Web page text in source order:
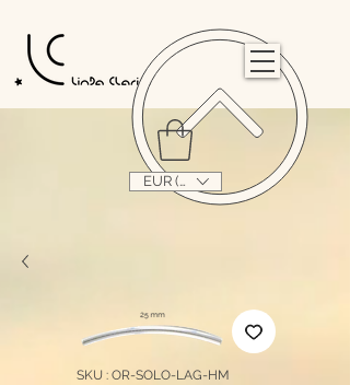
EUR (€)
SKU : OR-SOLO-LAG-HM